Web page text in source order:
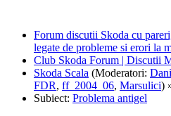
Forum discutii Skoda cu
legate de probleme si erori la
Club Skoda Forum | Discutii
Skoda Scala (Moderatori:
FDR, ff_2004_06, Marsulici)
Subiect: Problema antigel